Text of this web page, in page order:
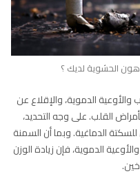
الحشوية لديك ؟
الدموية، والإقلاع عن
القلب. على وجه التحديد،
الدماغية. وبما أن السمنة
الدموية، فإن زيادة الوزن